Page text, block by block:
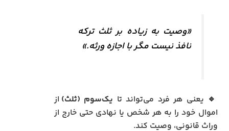
«وصیت به زیاده بر ثلث ترکه
نافذ نیست مگر با اجازه ورثه.»
🔹 یعنی هر فرد می‌تواند تا یک‌سوم (ثلث) از
اموال خود را به هر شخص یا نهادی حتی خارج از
وراث قانونی، وصیت کند.